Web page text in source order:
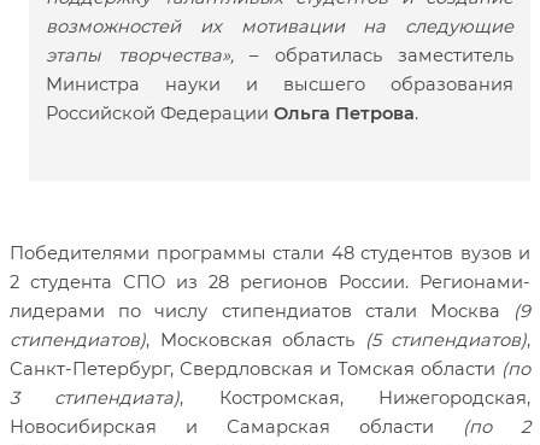
возможностей их мотивации на следующие
этапы творчества»,– обратилась заместитель
Министра науки и высшего образования
Российской Федерации Ольга Петрова.
Победителями программы стали 48 студентов вузов и
2 студента СПО из 28 регионов России. Регионами-
лидерами по числу стипендиатов стали Москва
(9
стипендиатов), Московская область (5 стипендиатов),
Санкт-Петербург, Свердловская и Томская области (по
3 стипендиата), Костромская, Нижегородская,
Новосибирская и Самарская области
(по 2